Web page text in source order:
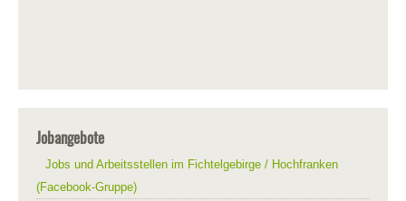
Jobangebote
Jobs und Arbeitsstellen im Fichtelgebirge / Hochfranken
(Facebook-Gruppe)